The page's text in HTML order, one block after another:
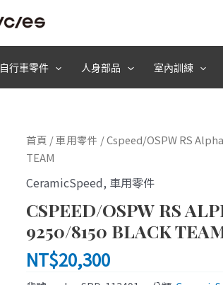
自行車零件 人身部品 室內訓練
首頁 /車用零件 / Cspeed/OSPW RS
TEAM
CeramicSpeed, 車用零件
CSPEED/OSPW RS
9250/8150 BLACK
NT$20,300
Cspeed/OSPW
RS
for
Shimano
9250/8150
Black
TEAM
數